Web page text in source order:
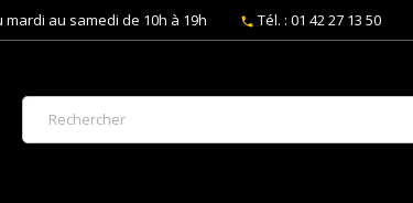
au samedi de 10h à 19h phone Tél. : 01 42 27 13 50